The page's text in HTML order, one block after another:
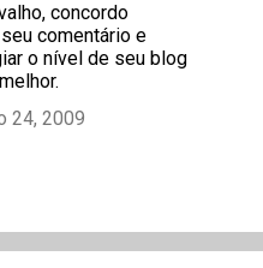
concordo
comentário e
o nível de seu blog
24, 2009